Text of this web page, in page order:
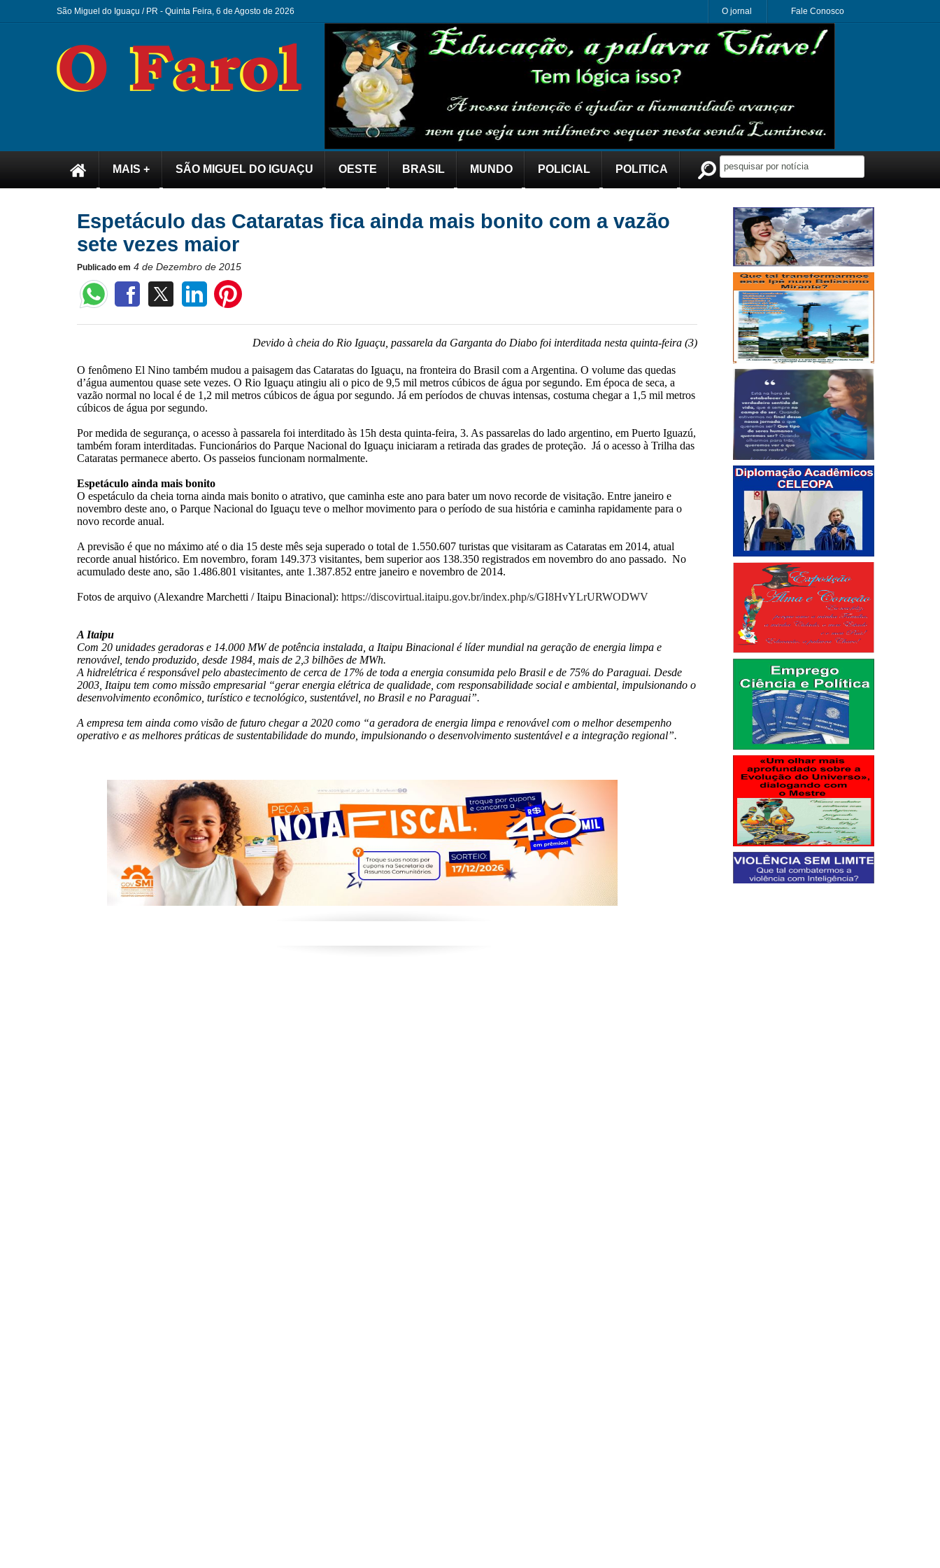
São Miguel do Iguaçu / PR - Quinta Feira, 6 de Agosto de 2026 O jornal Fale Conosco
MAIS + SÃO MIGUEL DO IGUAÇU OESTE BRASIL MUNDO POLICIAL POLITICA
Espetáculo das Cataratas fica ainda mais bonito com a vazão
sete vezes maior
Publicado em 4 de Dezembro de 2015
Devido à cheia do Rio Iguaçu, passarela da Garganta do Diabo foi interditada nesta quinta-feira (3)
O fenômeno El Nino também mudou a paisagem das Cataratas do Iguaçu, na fronteira do Brasil com a Argentina. O volume das quedas
d’água aumentou quase sete vezes. O Rio Iguaçu atingiu ali o pico de 9,5 mil metros cúbicos de água por segundo. Em época de seca, a
vazão normal no local é de 1,2 mil metros cúbicos de água por segundo. Já em períodos de chuvas intensas, costuma chegar a 1,5 mil metros
cúbicos de água por segundo.
Por medida de segurança, o acesso à passarela foi interditado às 15h desta quinta-feira, 3. As passarelas do lado argentino, em Puerto Iguazú,
também foram interditadas. Funcionários do Parque Nacional do Iguaçu iniciaram a retirada das grades de proteção. Já o acesso à Trilha das
Cataratas permanece aberto. Os passeios funcionam normalmente.
Espetáculo ainda mais bonito
O espetáculo da cheia torna ainda mais bonito o atrativo, que caminha este ano para bater um novo recorde de visitação. Entre janeiro e
novembro deste ano, o Parque Nacional do Iguaçu teve o melhor movimento para o período de sua história e caminha rapidamente para o
novo recorde anual.
A previsão é que no máximo até o dia 15 deste mês seja superado o total de 1.550.607 turistas que visitaram as Cataratas em 2014, atual
recorde anual histórico. Em novembro, foram 149.373 visitantes, bem superior aos 138.350 registrados em novembro do ano passado. No
acumulado deste ano, são 1.486.801 visitantes, ante 1.387.852 entre janeiro e novembro de 2014.
Fotos de arquivo (Alexandre Marchetti / Itaipu Binacional): https://discovirtual.itaipu.gov.br/index.php/s/GI8HvYLrURWODWV
A Itaipu
Com 20 unidades geradoras e 14.000 MW de potência instalada, a Itaipu Binacional é líder mundial na geração de energia limpa e
renovável, tendo produzido, desde 1984, mais de 2,3 bilhões de MWh.
A hidrelétrica é responsável pelo abastecimento de cerca de 17% de toda a energia consumida pelo Brasil e de 75% do Paraguai. Desde
2003, Itaipu tem como missão empresarial “gerar energia elétrica de qualidade, com responsabilidade social e ambiental, impulsionando o
desenvolvimento econômico, turístico e tecnológico, sustentável, no Brasil e no Paraguai”.
A empresa tem ainda como visão de futuro chegar a 2020 como “a geradora de energia limpa e renovável com o melhor desempenho
operativo e as melhores práticas de sustentabilidade do mundo, impulsionando o desenvolvimento sustentável e a integração regional”.